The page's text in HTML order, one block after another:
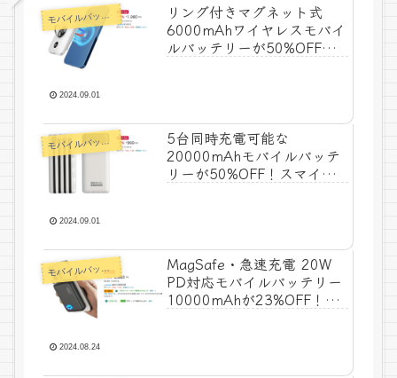
モ
バイルバッテリー
リング付きマグネット式
6000mAhワイヤレスモバイ
ルバッテリーが50%OFF！
2024.09.01
モ
バイルバッテリー
5台同時充電可能な
20000mAhモバイルバッテ
リーが50%OFF！スマイル
2024.09.01
モ
バイルバッテリー
MagSafe・急速充電 20W
PD対応モバイルバッテリー
10000mAhが23%OFF！し
2024.08.24